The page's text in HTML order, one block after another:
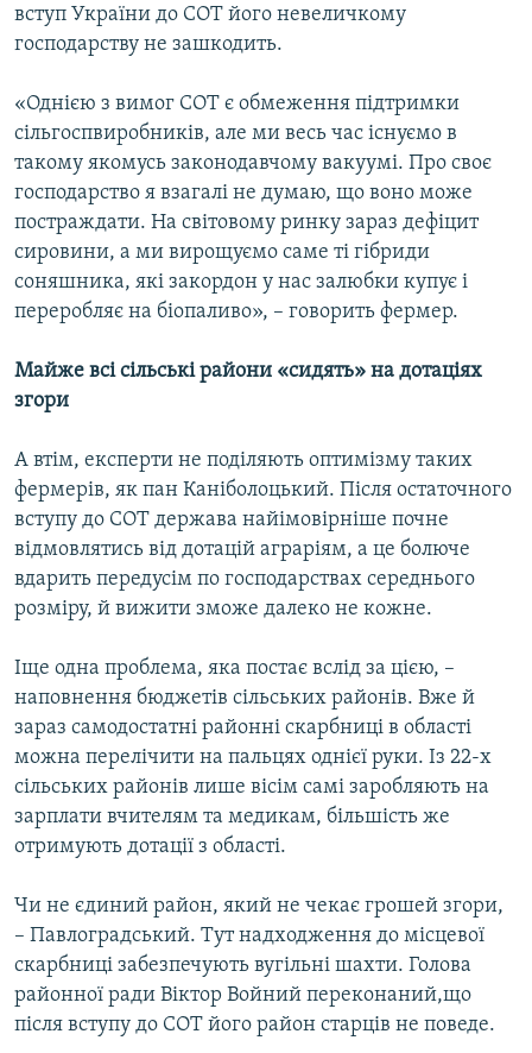
вступ України до СОТ його невеличкому
господарству не зашкодить.
«Однією з вимог СОТ є обмеження підтримки
сільгоспвиробників, але ми весь час існуємо в
такому якомусь законодавчому вакуумі. Про своє
господарство я взагалі не думаю, що воно може
постраждати. На світовому ринку зараз дефіцит
сировини, а ми вирощуємо саме ті гібриди
соняшника, які закордон у нас залюбки купує і
переробляє на біопаливо», – говорить фермер.
Майже всі сільські райони «сидять» на дотаціях
згори
А втім, експерти не поділяють оптимізму таких
фермерів, як пан Каніболоцький. Після остаточного
вступу до СОТ держава найімовірніше почне
відмовлятись від дотацій аграріям, а це болюче
вдарить передусім по господарствах середнього
розміру, й вижити зможе далеко не кожне.
Іще одна проблема, яка постає вслід за цією, –
наповнення бюджетів сільських районів. Вже й
зараз самодостатні районні скарбниці в області
можна перелічити на пальцях однієї руки. Із 22-х
сільських районів лише вісім самі заробляють на
зарплати вчителям та медикам, більшість же
отримують дотації з області.
Чи не єдиний район, який не чекає грошей згори,
– Павлоградський. Тут надходження до місцевої
скарбниці забезпечують вугільні шахти. Голова
районної ради Віктор Войний переконаний,що
після вступу до СОТ його район старців не поведе.